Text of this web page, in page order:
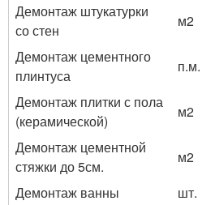
Демонтаж штукатурки
со стен
м2
Демонтаж цементного
плинтуса
п.м.
Демонтаж плитки с пола
(керамической)
м2
Демонтаж цементной
стяжки до 5см.
м2
Демонтаж ванны
шт.